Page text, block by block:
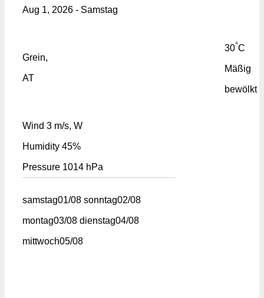
Aug 1, 2026 - Samstag
Grein,
AT
30°C
Mäßig
bewölkt
Wind 3 m/s, W
Humidity 45%
Pressure 1014 hPa
samstag01/08 sonntag02/08
montag03/08 dienstag04/08
mittwoch05/08